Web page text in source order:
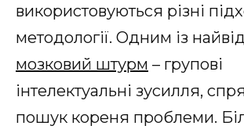
використовуються різні
методології. Одним із
мозковий штурм – групові
інтелектуальні зусилля,
пошук кореня проблеми.